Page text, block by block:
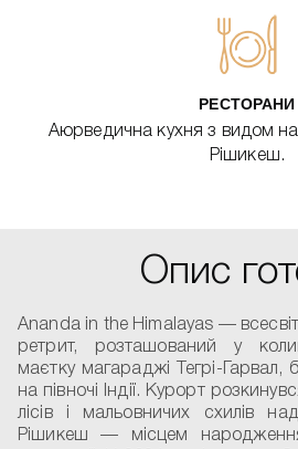
РЕСТОРАНИ
Аюрведична кухня з видом на
Рішикеш.
Опис
Ananda in the Himalayas —
ретрит, розташований у
маєтку магараджі Тегрі-Гарвал,
на півночі Індії. Курорт
лісів і мальовничих схилів
Рішикеш — місцем